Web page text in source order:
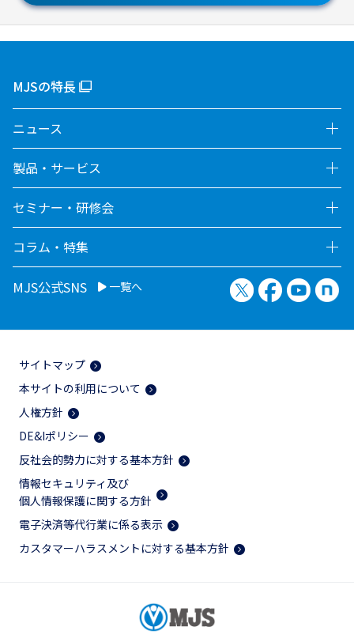
MJSの特長
ニュース
製品・サービス
セミナー・研修会
コラム・特集
MJS公式SNS 一覧へ X（旧Twitter）
Facebook
サイトマップ
本サイトの利用について
人権方針
DE&Iポリシー
反社会的勢力に対する基本方針
情報セキュリティ及び
個人情報保護に関する方針
電子決済等代行業に係る表示
カスタマーハラスメントに対する基本方針